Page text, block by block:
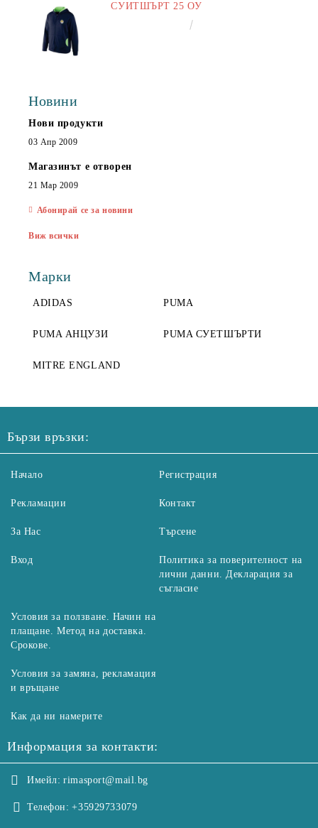
СУИТШЪРТ 25 ОУ
Новини
Нови продукти
03 Апр 2009
Магазинът е отворен
21 Мар 2009
Абонирай се за новини
Виж всички
Марки
ADIDAS PUMA
PUMA АНЦУЗИ PUMA СУЕТШЪРТИ
MITRE ENGLAND
Бързи връзки:
Начало
Рекламации
За Нас
Вход
Регистрация
Контакт
Търсене
Политика за поверителност на
лични данни. Декларация за
съгласие
Условия за ползване. Начин на
плащане. Метод на доставка.
Срокове.
Условия за замяна, рекламация
и връщане
Как да ни намерите
Информация за контакти:
Имейл: rimasport@mail.bg
Телефон: +35929733079